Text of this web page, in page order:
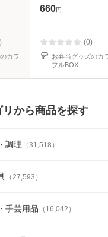
ラ
カラ
（ 食洗機対応 電子
軽量 小鉢 湯呑み
湯飲み デザ
660円
(0)
お弁当グッズのカ
フルBOX
から商品を探す
調理 （31,518 ）
（27,593 ）
手芸用品 （ 16,042 ）